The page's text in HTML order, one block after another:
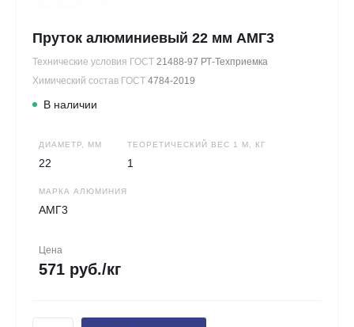
Пруток алюминиевый 22 мм АМГ3
Технические условия ГОСТ 21488-97 РТ-Техприемка
Химический состав ГОСТ 4784-2019
В наличии
ДИАМЕТР, ММ
22
ТЕОРЕТИЧЕСКИЙ ВЕС 1 М, КГ
1
МАРКА АЛЮМИНИЯ
АМГ3
Цена
571 руб./кг